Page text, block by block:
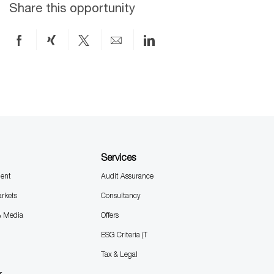
D
Share this opportunity
Share
Share
Share
Share
Share
Media
Services
Audit Assurance
Consultancy
Offers
ESG Criteria (T
Tax & Legal